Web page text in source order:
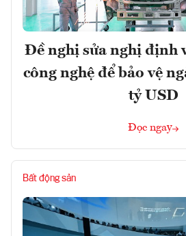
Đề nghị sửa nghị định
công nghệ để bảo vệ
tỷ USD
Đọc ngay
Bất động sản